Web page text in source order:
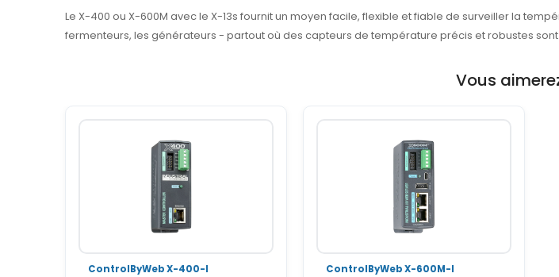
Le X-400 ou X-600M avec le X-13s fournit un moyen facile, flexible et fiable de surveiller la
fermenteurs, les générateurs - partout où des capteurs de température précis et robustes
Vous
ControlByWeb X-400-I ControlByWeb X-600M-I